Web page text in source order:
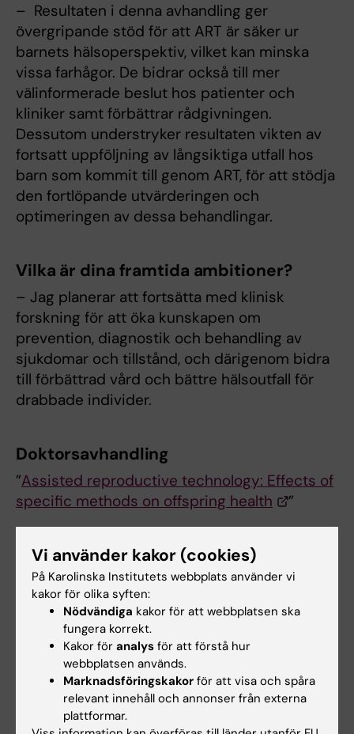
– Resultaten i denna avhandling ger
övergripande stöd för att ART är säker ur
barnets hälsoperspektiv, vilket kan minska
vissa farhågor. De bidrar också till mer
välinformerade beslut hos patienter och
kliniker samt förbättrar rådgivningen.
Dessutom understryker resultaten vikten av
fortsatt uppföljning av långsiktiga utfall hos
barn som kommit till genom ART, för att stödja
den fortlöpande utvärderingen och
optimeringen av dessa behandlingar.
Vilka är dina framtida ambitioner?
– Jag planerar att fortsätta med klinisk
forskning för att öka kunskapen om
prevention, diagnostik och behandling av
sjukdomar och tillstånd, och därigenom bidra
till förbättrad vård och bättre hälsoutfall för
drabbade individer.
Doktorsavhandling
”Assisted reproductive technology: Effects of
specific methods on offspring health
”
Disputation
Måndag den 15 juni kl 13:00i J3:12 Nanna
Svartz, BioClinicum
Doktorand Forskarutbildning
Reproduktionsmedicin
Vi använder kakor (cookies)
På Karolinska Institutets webbplats använder vi
kakor för olika syften:
Nödvändiga kakor för att webbplatsen ska
fungera korrekt.
Kakor för analys för att förstå hur
webbplatsen används.
Marknadsföringskakor för att visa och spåra
relevant innehåll och annonser från externa
plattformar.